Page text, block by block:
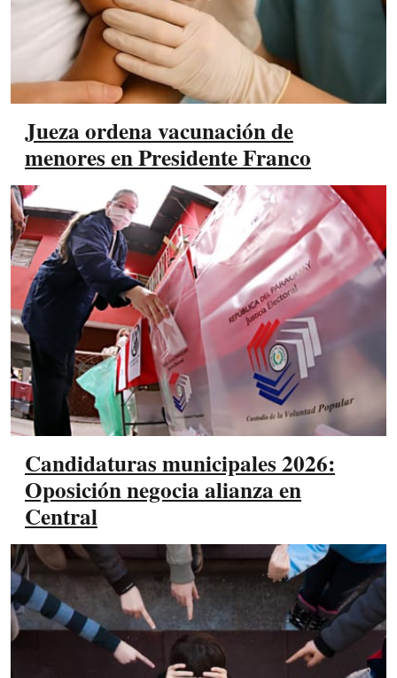
Jueza ordena vacunación de
menores en Presidente Franco
Candidaturas municipales 2026:
Oposición negocia alianza en
Central